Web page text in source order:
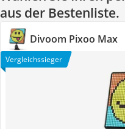
aus der Bestenliste.
Divoom Pixoo Max
Vergleichssieger